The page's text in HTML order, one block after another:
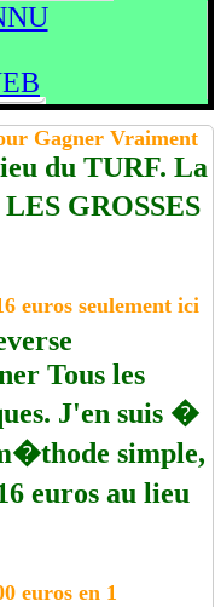
Gagner Vraiment
du TURF. La
GROSSES
euros seulement ici
Tous les
J'en suis �
simple,
euros au lieu
euros en 1